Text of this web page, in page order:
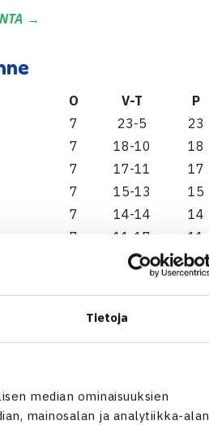
Tietoja
median ominaisuuksien
mainosalan ja analytiikka-alan
→
O V-T
P
7 23-5
23
7 18-10
18
7 17-11
17
7 15-13
15
7 14-14
14
7 11-17
11
8-20
8
TennisÄssässä